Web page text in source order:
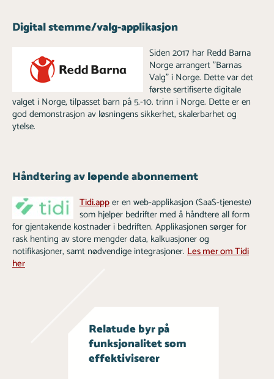
Digital stemme/valg-applikasjon
Siden 2017 har Redd Barna
Norge arrangert "Barnas
Valg" i Norge. Dette var det
første sertifiserte digitale
valget i Norge, tilpasset barn på 5.-10. trinn i Norge. Dette er en
god demonstrasjon av løsningens sikkerhet, skalerbarhet og
ytelse.
Håndtering av løpende abonnement
Tidi.apper en web-applikasjon (SaaS-tjeneste)
som hjelper bedrifter med å håndtere all form
for gjentakende kostnader i bedriften. Applikasjonen sørger for
rask henting av store mengder data, kalkuasjoner og
notifikasjoner, samt nødvendige integrasjoner. Les mer om Tidi
her
Relatude byr på
funksjonalitet som
effektiviserer